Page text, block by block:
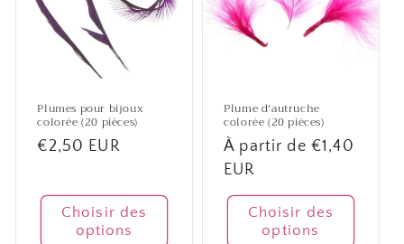
Plumes pour bijoux
colorée (20 pièces)
Prix
€2,50 EUR
Choisir des
options
Plume d'autruche
colorée (20 pièces)
Prix
habituel
À partir de €1,40
EUR
Choisir des
options